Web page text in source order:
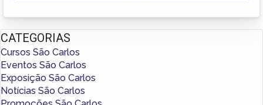
CATEGORIAS
Cursos São Carlos
Eventos São Carlos
Exposição São Carlos
Notícias São Carlos